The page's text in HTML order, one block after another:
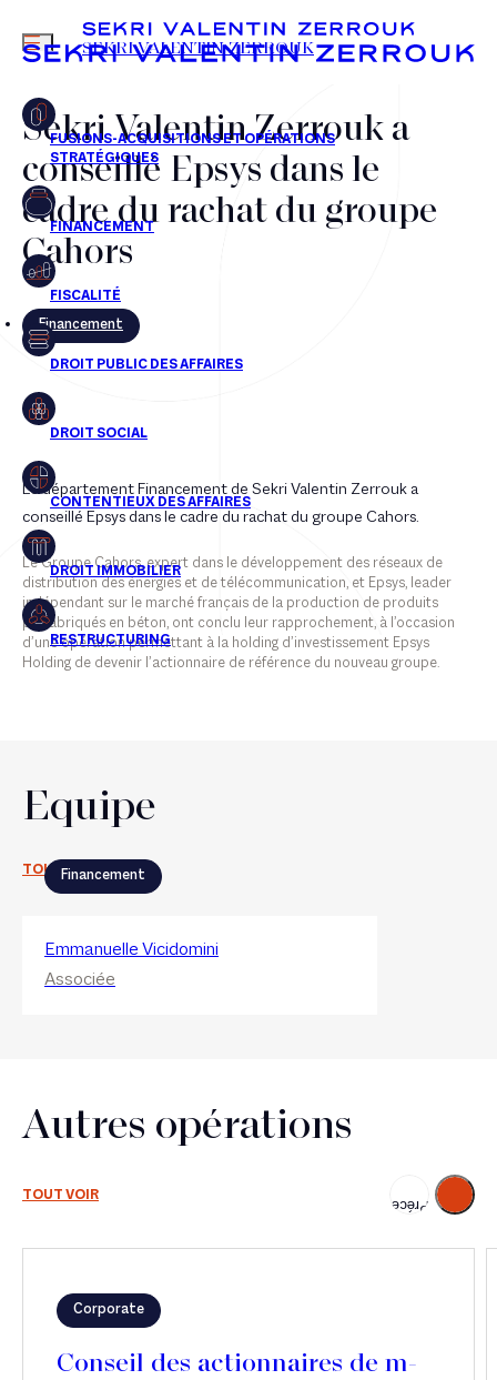
FR EN
MENU SEKRI VALENTIN ZERROUK
Sekri Valentin Zerrouk a
conseillé Epsys dans le
cadre du rachat du groupe
Cahors
Financement
Le département Financement de Sekri Valentin Zerrouk a
conseillé Epsys dans le cadre du rachat du groupe Cahors.
Le Groupe Cahors, expert dans le développement des réseaux de
distribution des énergies et de télécommunication, et Epsys, leader
indépendant sur le marché français de la production de produits
préfabriqués en béton, ont conclu leur rapprochement, à l’occasion
d’une opération permettant à la holding d’investissement Epsys
Holding de devenir l’actionnaire de référence du nouveau groupe.
Equipe
TOUT VOIRFinancement
Emmanuelle Vicidomini
Associée
Autres opérations
TOUT VOIR
Précédent
Suivant
Corporate
Conseil des actionnaires de m-